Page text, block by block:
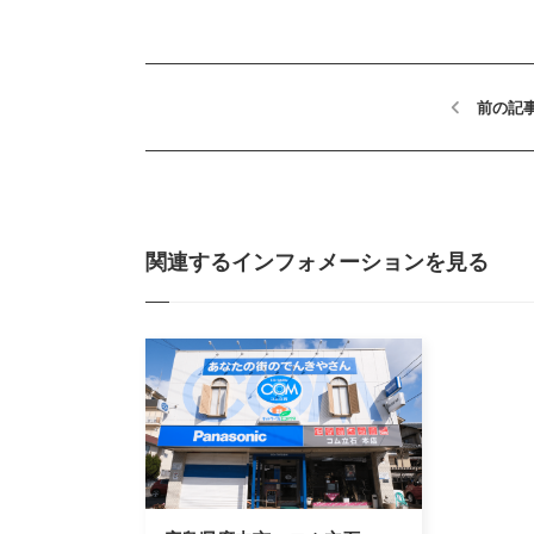
前の記
関連するインフォメーションを見る